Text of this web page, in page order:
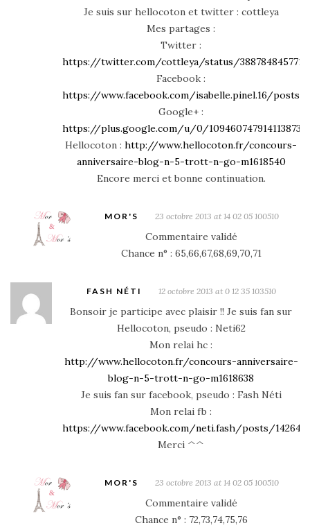
Je suis sur hellocoton et twitter : cottleya
Mes partages :
Twitter :
https://twitter.com/cottleya/status/
Facebook :
https://www.facebook.com/isabelle.pinel.16/posts/
Google+ :
https://plus.google.com/u/0/
Hellocoton : http://www.hellocoton.fr/concours-
anniversaire-blog-n-5-trott-n-go-m1618540
Encore merci et bonne continuation.
MOR'S 23 octobre 2013 at 14 02 05 100510
Commentaire validé
Chance n° : 65,66,67,68,69,70,71
FASH NÉTI 12 octobre 2013 at 0 12 35 103510
Bonsoir je participe avec plaisir !! Je suis fan sur
Hellocoton, pseudo : Neti62
Mon relai hc :
http://www.hellocoton.fr/concours-anniversaire-
blog-n-5-trott-n-go-m1618638
Je suis fan sur facebook, pseudo : Fash Néti
Mon relai fb :
https://www.facebook.com/neti.fash/posts/
Merci ^^
MOR'S 23 octobre 2013 at 14 02 05 100510
Commentaire validé
Chance n° : 72,73,74,75,76